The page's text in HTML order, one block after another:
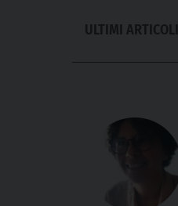
ULTIMI ARTICOLI